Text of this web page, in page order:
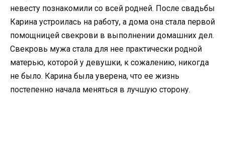
невесту познакомили со всей родней. После свадьбы
Карина устроилась на работу, а дома она стала первой
помощницей свекрови в выполнении домашних дел.
Свекровь мужа стала для нее практически родной
матерью, которой у девушки, к сожалению, никогда
не было. Карина была уверена, что ее жизнь
постепенно начала меняться в лучшую сторону.